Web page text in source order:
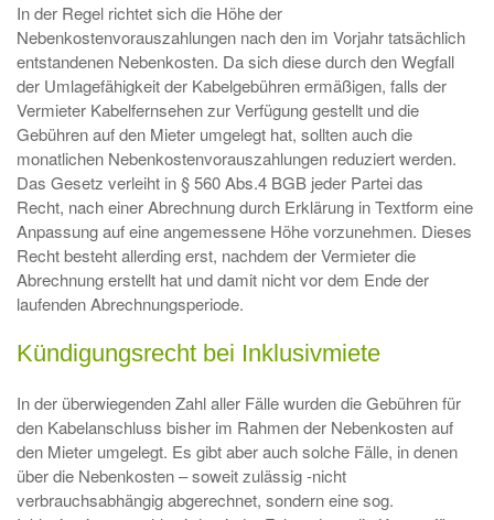
In der Regel richtet sich die Höhe der
Nebenkostenvorauszahlungen nach den im Vorjahr tatsächlich
entstandenen Nebenkosten. Da sich diese durch den Wegfall
der Umlagefähigkeit der Kabelgebühren ermäßigen, falls der
Vermieter Kabelfernsehen zur Verfügung gestellt und die
Gebühren auf den Mieter umgelegt hat, sollten auch die
monatlichen Nebenkostenvorauszahlungen reduziert werden.
Das Gesetz verleiht in § 560 Abs.4 BGB jeder Partei das
Recht, nach einer Abrechnung durch Erklärung in Textform eine
Anpassung auf eine angemessene Höhe vorzunehmen. Dieses
Recht besteht allerding erst, nachdem der Vermieter die
Abrechnung erstellt hat und damit nicht vor dem Ende der
laufenden Abrechnungsperiode.
Kündigungsrecht bei Inklusivmiete
In der überwiegenden Zahl aller Fälle wurden die Gebühren für
den Kabelanschluss bisher im Rahmen der Nebenkosten auf
den Mieter umgelegt. Es gibt aber auch solche Fälle, in denen
über die Nebenkosten – soweit zulässig -nicht
verbrauchsabhängig abgerechnet, sondern eine sog.